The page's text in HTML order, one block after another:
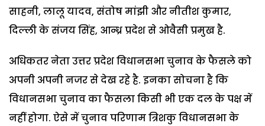
साहनी, लालू यादव, संतोष मांझी और नीतीश कुमार,
दिल्ली के संजय सिंह, आन्ध्र प्रदेश से ओवैसी प्रमुख है.
अधिकतर नेता उत्तर प्रदेश विधानसभा चुनाव के फैसले को
अपनी अपनी नजर से देख रहे है. इनका सोचना है कि
विधानसभा चुनाव का फैसला किसी भी एक दल के पक्ष में
नहीं होगा. ऐसे में चुनाव परिणाम त्रिशकु विधानसभा के